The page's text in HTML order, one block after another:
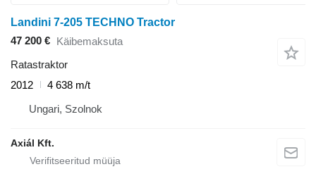
Landini 7-205 TECHNO Tractor
47 200 € Käibemaksuta
Ratastraktor
2012
4 638 m/t
Ungari, Szolnok
Axiál Kft.